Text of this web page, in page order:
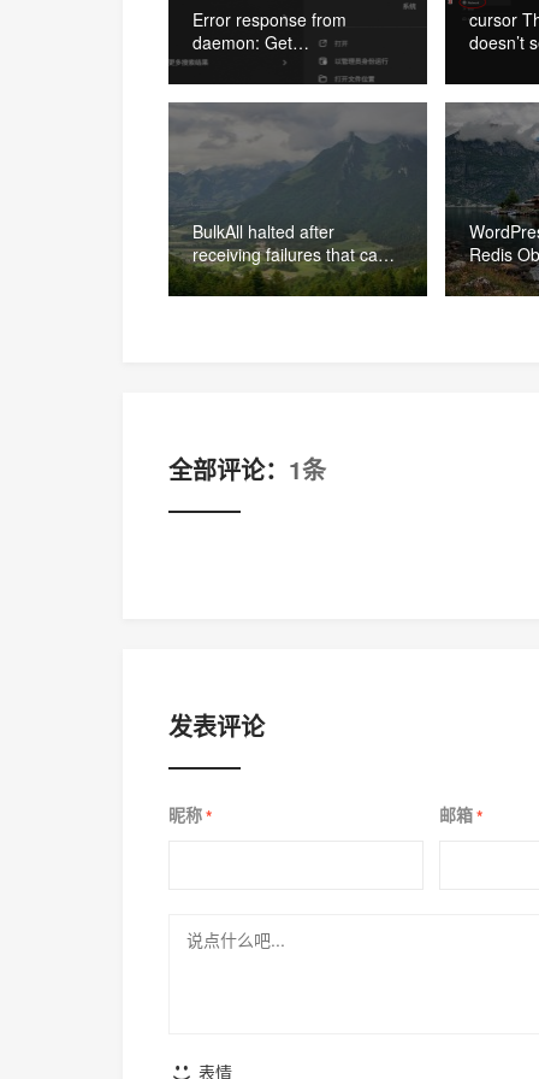
Error response from
daemon: Get
“https://registry-
1.docker.io/v2/”:
proxyconnect tcp: dial tcp
127.0.0.1:33210: connect:
connection refused 的解决
cursor
doesn’t
BulkAll halted after
receiving failures that can
not be retried from _bulk 的
解决办法
Redis
站打不
全部评论： 1条
发表评论
昵称* 邮箱*
表情